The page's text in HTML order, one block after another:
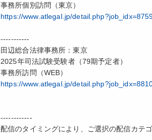
事務所個別訪問（東京）
https://www.atlegal.jp/
-----------
田辺総合法律事務所：東京
2025年司法試験受験者（79期予定者）
事務所訪問（WEB）
https://www.atlegal.jp/
------------
配信のタイミングにより、ご選択の配信カテ